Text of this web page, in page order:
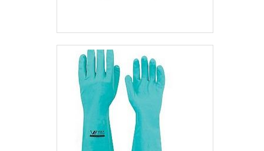
venda de óleo para
compressor. Nosso
time conta com
equipe eficiente que
estão esperando seu
contato para tirar
todas as suas